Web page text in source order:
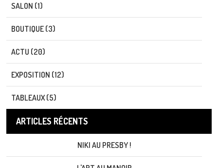
SALON (1)
BOUTIQUE (3)
ACTU (20)
EXPOSITION (12)
TABLEAUX (5)
ARTICLES RÉCENTS
NIKI AU PRESBY !